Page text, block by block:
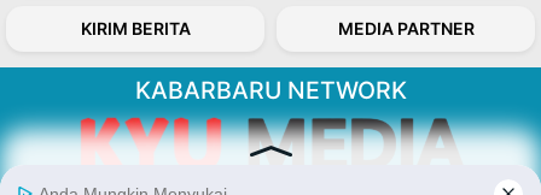
KIRIM BERITA MEDIA PARTNER
KABARBARU NETWORK